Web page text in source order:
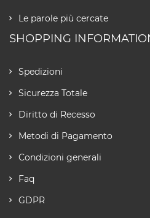
Le parole più cercate
SHOPPING
Spedizioni
Sicurezza Totale
Diritto di Recesso
Metodi di Pagamento
Condizioni generali
Faq
GDPR